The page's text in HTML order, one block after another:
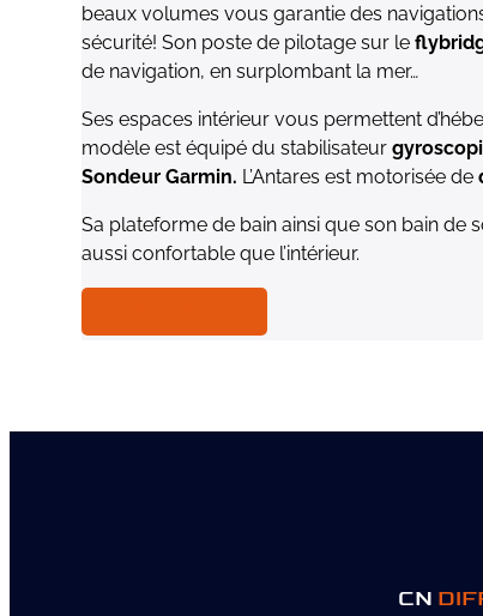
beaux volumes vous garantie des
sécurité! Son poste de pilotage sur le
de navigation, en surplombant la mer…
Ses espaces intérieur vous permettent
modèle est équipé du stabilisateur
Sondeur Garmin. L’Antares est motorisée de
Sa plateforme de bain ainsi que son bain de
aussi confortable que l’intérieur.
CN